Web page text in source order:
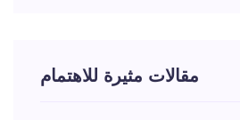
مقالات مثيرة للاهتمام